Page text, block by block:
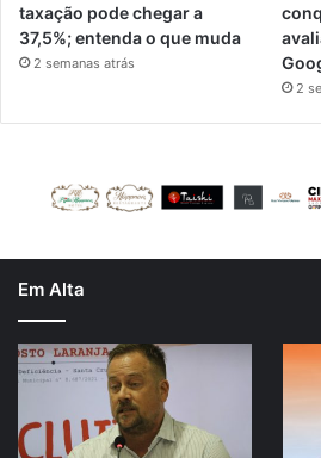
taxação pode chegar a
37,5%; entenda o que muda
2 semanas atrás
2
Em Alta